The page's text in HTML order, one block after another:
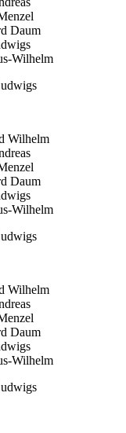
Daum
Wilhelm
Wilhelm
Daum
Wilhelm
Wilhelm
Daum
Wilhelm